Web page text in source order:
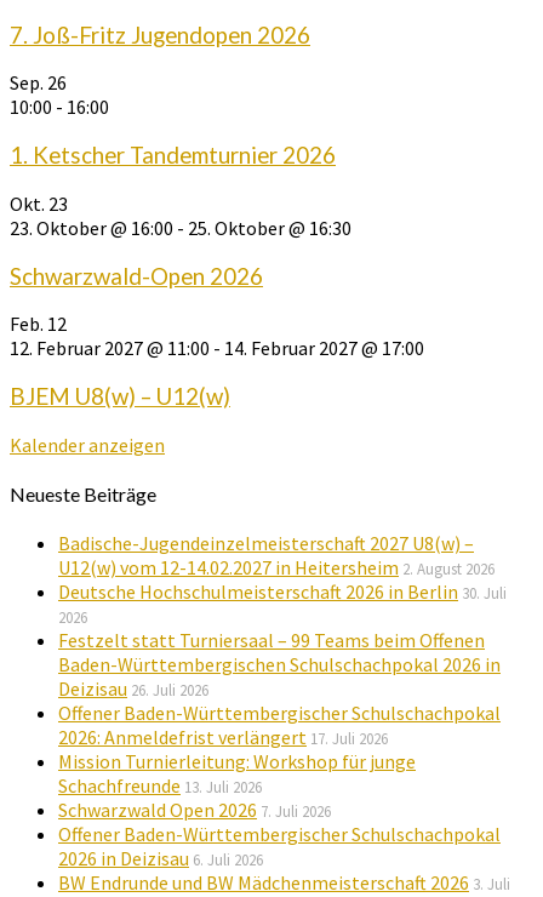
7. Joß-Fritz Jugendopen 2026
Sep. 26
10:00 - 16:00
1. Ketscher Tandemturnier 2026
Okt. 23
23. Oktober @ 16:00 - 25. Oktober @ 16:30
Schwarzwald-Open 2026
Feb. 12
12. Februar 2027 @ 11:00 - 14. Februar 2027 @ 17:00
BJEM U8(w) – U12(w)
Kalender anzeigen
Neueste Beiträge
Badische-Jugendeinzelmeisterschaft 2027 U8(w) –
U12(w) vom 12-14.02.2027 in Heitersheim 2. August 2026
Deutsche Hochschulmeisterschaft 2026 in Berlin 30. Juli
2026
Festzelt statt Turniersaal – 99 Teams beim Offenen
Baden-Württembergischen Schulschachpokal 2026 in
Deizisau 26. Juli 2026
Offener Baden-Württembergischer Schulschachpokal
2026: Anmeldefrist verlängert 17. Juli 2026
Mission Turnierleitung: Workshop für junge
Schachfreunde 13. Juli 2026
Schwarzwald Open 2026 7. Juli 2026
Offener Baden-Württembergischer Schulschachpokal
2026 in Deizisau 6. Juli 2026
BW Endrunde und BW Mädchenmeisterschaft 2026 3. Juli